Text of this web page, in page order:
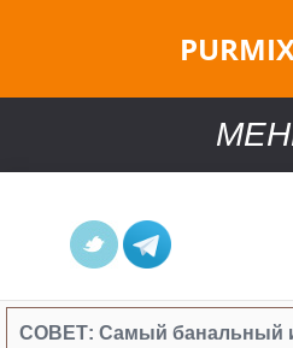
СОВЕТ: Самый банальный